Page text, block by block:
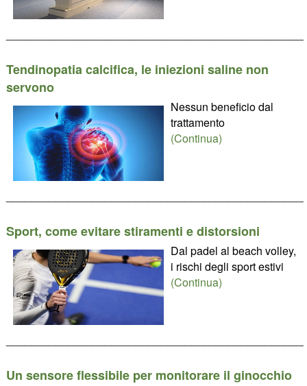
Tendinopatia calcifica, le iniezioni saline non
servono
Nessun beneficio dal
trattamento
(Continua)
Sport, come evitare stiramenti e distorsioni
Dal padel al beach volley,
i rischi degli sport estivi
(Continua)
Un sensore flessibile per monitorare il ginocchio